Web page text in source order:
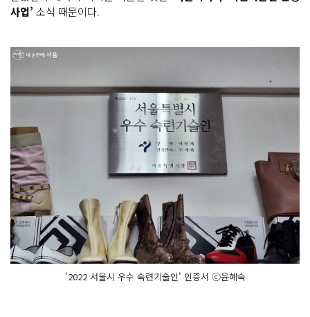
사업’ 소식 때문이다.
'2022 서울시 우수 숙련기술인' 인증서 ⓒ윤혜숙